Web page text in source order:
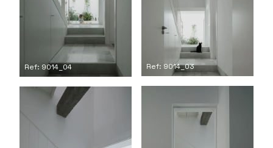
Ref: 9014_03
Ref: 9014_04